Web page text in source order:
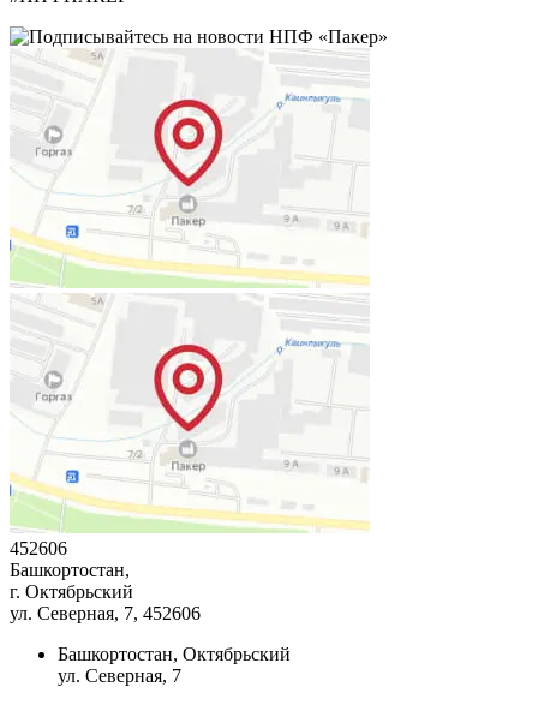
452606
Башкортостан,
г. Октябрьский
ул. Северная, 7, 452606
Башкортостан, Октябрьский
ул. Северная, 7